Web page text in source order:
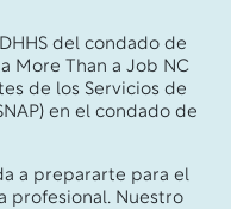
del condado de
More Than a Job NC
de los Servicios de
en el condado de
a prepararte para el
profesional. Nuestro